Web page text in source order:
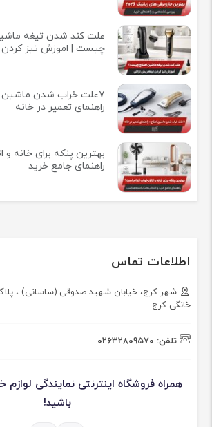
علت کند شدن تیغه
چیست | اموزش تیز
7علت خراب شدن ماشین
راهنمای تعمیر در خانه
بهترین پنکه برای خانه و
راهنمای جامع خرید
اطلاعات تماس
خانگی کرج
تلفن: 02632809570
همراه فروشگاه اینترنتی نمایندگی
باشید!